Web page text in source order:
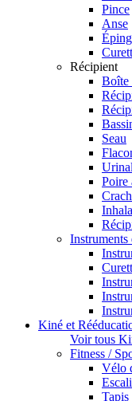
Pince
Anse
Récipient
Boîte
Seau
Urinal
Poire
Kiné et
Voir tous
Fitness /
Vélo
Tapis